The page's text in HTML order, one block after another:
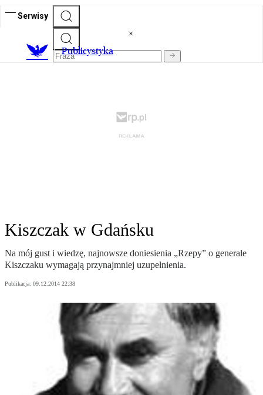
Serwisy
Publicystyka
Kiszczak w Gdańsku
Na mój gust i wiedzę, najnowsze doniesienia „Rzepy” o generale
Kiszczaku wymagają przynajmniej uzupełnienia.
Publikacja: 09.12.2014 22:38